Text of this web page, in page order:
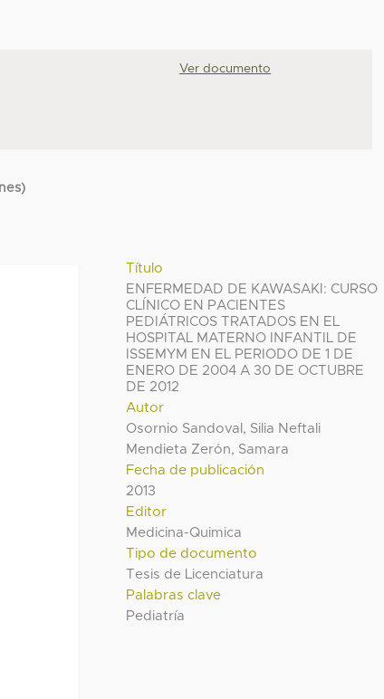
Ver documento
Título
ENFERMEDAD DE KAWASAKI: CURSO
CLÍNICO EN PACIENTES
PEDIÁTRICOS TRATADOS EN EL
HOSPITAL MATERNO INFANTIL DE
ISSEMYM EN EL PERIODO DE 1 DE
ENERO DE 2004 A 30 DE OCTUBRE
DE 2012
Autor
Osornio Sandoval, Silia Neftali
Mendieta Zerón, Samara
Fecha de publicación
2013
Editor
Medicina-Quimica
Tipo de documento
Tesis de Licenciatura
Palabras clave
Pediatría